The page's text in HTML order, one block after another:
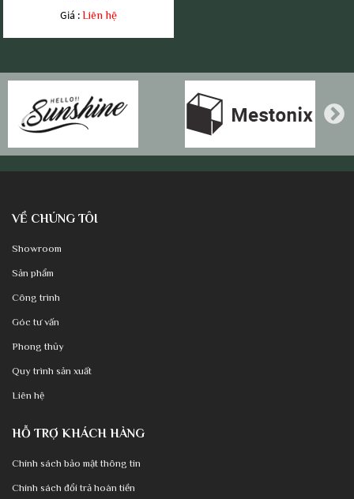
Giá :Liên hệ
VỀ CHÚNG TÔI
Showroom
Sản phẩm
Công trình
Góc tư vấn
Phong thủy
Quy trình sản xuất
Liên hệ
HỖ TRỢ KHÁCH HÀNG
Chính sách bảo mật thông tin
Chính sách đổi trả hoàn tiền